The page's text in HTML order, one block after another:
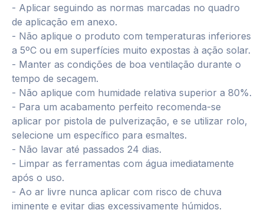
- Aplicar seguindo as normas marcadas no quadro
de aplicação em anexo.
- Não aplique o produto com temperaturas inferiores
a 5ºC ou em superfícies muito expostas à ação solar.
- Manter as condições de boa ventilação durante o
tempo de secagem.
- Não aplique com humidade relativa superior a 80%.
- Para um acabamento perfeito recomenda-se
aplicar por pistola de pulverização, e se utilizar rolo,
selecione um específico para esmaltes.
- Não lavar até passados 24 dias.
- Limpar as ferramentas com água imediatamente
após o uso.
- Ao ar livre nunca aplicar com risco de chuva
iminente e evitar dias excessivamente húmidos.